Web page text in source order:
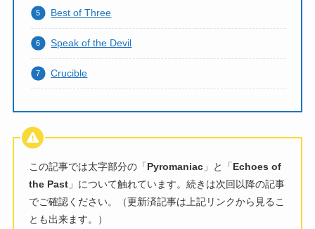
Best of Three
Speak of the Devil
Crucible
この記事では太字部分の「Pyromaniac」と「Echoes of
the Past」について触れています。続きは次回以降の記事
でご確認ください。（更新済記事は上記リンクから見るこ
とも出来ます。）